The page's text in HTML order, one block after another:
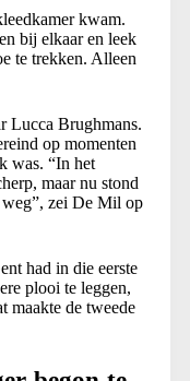
kwam.
bij elkaar en leek
te trekken. Alleen
Lucca Brughmans.
op momenten
was. “In het
maar nu stond
weg”, zei De Mil op
had in die eerste
plooi te leggen,
maakte de tweede